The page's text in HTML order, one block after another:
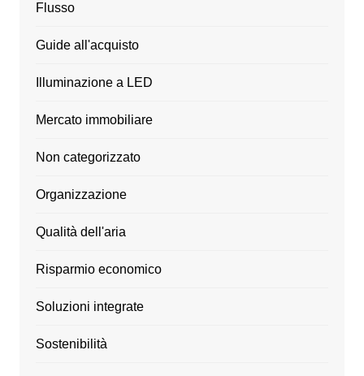
Flusso
Guide all'acquisto
Illuminazione a LED
Mercato immobiliare
Non categorizzato
Organizzazione
Qualità dell'aria
Risparmio economico
Soluzioni integrate
Sostenibilità